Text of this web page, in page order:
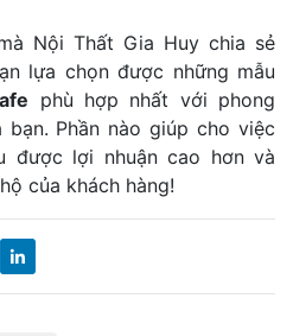
Nội Thất Gia Huy chia sẻ
lựa chọn được những mẫu
phù hợp nhất với phong
Phần nào giúp cho việc
được lợi nhuận cao hơn và
của khách hàng!